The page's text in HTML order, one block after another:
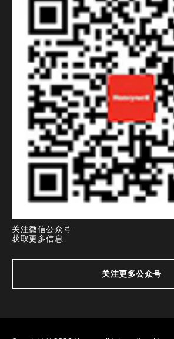
关注微信公众号
获取更多信息
关注更多公众号